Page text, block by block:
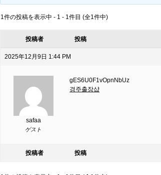
1件の投稿を表示中 - 1 - 1件目 (全1件中)
投稿者 投稿
2025年12月9日 1:44 PM
safaa
ゲスト
gES6U0F1vOpnNbUz
경주출장샵
投稿者 投稿